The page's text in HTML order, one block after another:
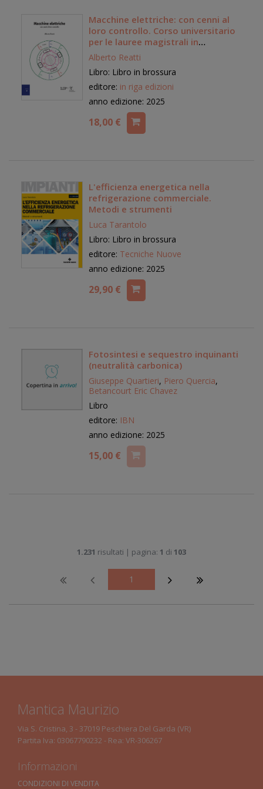
Macchine elettriche: con cenni al
loro controllo. Corso universitario
per le lauree magistrali in
ingegneria elettrica e
dell'automazione
Alberto Reatti
Libro: Libro in brossura
editore: in riga edizioni
anno edizione: 2025
18,00 €
L'efficienza energetica nella
refrigerazione commerciale.
Metodi e strumenti
Luca Tarantolo
Libro: Libro in brossura
editore: Tecniche Nuove
anno edizione: 2025
29,90 €
Fotosintesi e sequestro inquinanti
(neutralità carbonica)
Giuseppe Quartieri, Piero Quercia,
Betancourt Eric Chavez
Libro
editore: IBN
anno edizione: 2025
15,00 €
1.231 risultati | pagina: 1 di 103
1
Mantica Maurizio
Via S. Cristina, 3 - 37019 Peschiera Del Garda (VR)
Partita Iva: 03067790232 - Rea: VR-306267
Informazioni
CONDIZIONI DI VENDITA